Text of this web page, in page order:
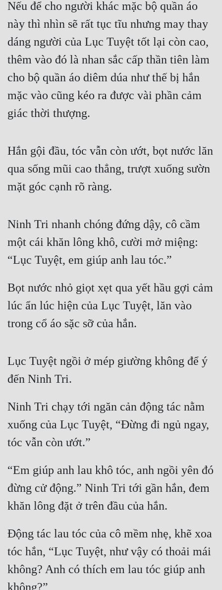
Nếu để cho người khác mặc bộ quần áo
này thì nhìn sẽ rất tục tĩu nhưng may thay
dáng người của Lục Tuyệt tốt lại còn cao,
thêm vào đó là nhan sắc cấp thần tiên làm
cho bộ quần áo diêm dúa như thế bị hắn
mặc vào cũng kéo ra được vài phần cảm
giác thời thượng.
Hắn gội đầu, tóc vẫn còn ướt, bọt nước lăn
qua sống mũi cao thẳng, trượt xuống sườn
mặt góc cạnh rõ ràng.
Ninh Tri nhanh chóng đứng dậy, cô cầm
một cái khăn lông khô, cười mở miệng:
“Lục Tuyệt, em giúp anh lau tóc.”
Bọt nước nhỏ giọt xẹt qua yết hầu gợi cảm
lúc ẩn lúc hiện của Lục Tuyệt, lăn vào
trong cổ áo sặc sỡ của hắn.
Lục Tuyệt ngồi ở mép giường không để ý
đến Ninh Tri.
Ninh Tri chạy tới ngăn cản động tác nằm
xuống của Lục Tuyệt, “Đừng đi ngủ ngay,
tóc vẫn còn ướt.”
“Em giúp anh lau khô tóc, anh ngồi yên đó
đừng cử động.” Ninh Tri tới gần hắn, đem
khăn lông đặt ở trên đầu của hắn.
Động tác lau tóc của cô mềm nhẹ, khẽ xoa
tóc hắn, “Lục Tuyệt, như vậy có thoải mái
không? Anh có thích em lau tóc giúp anh
không?”